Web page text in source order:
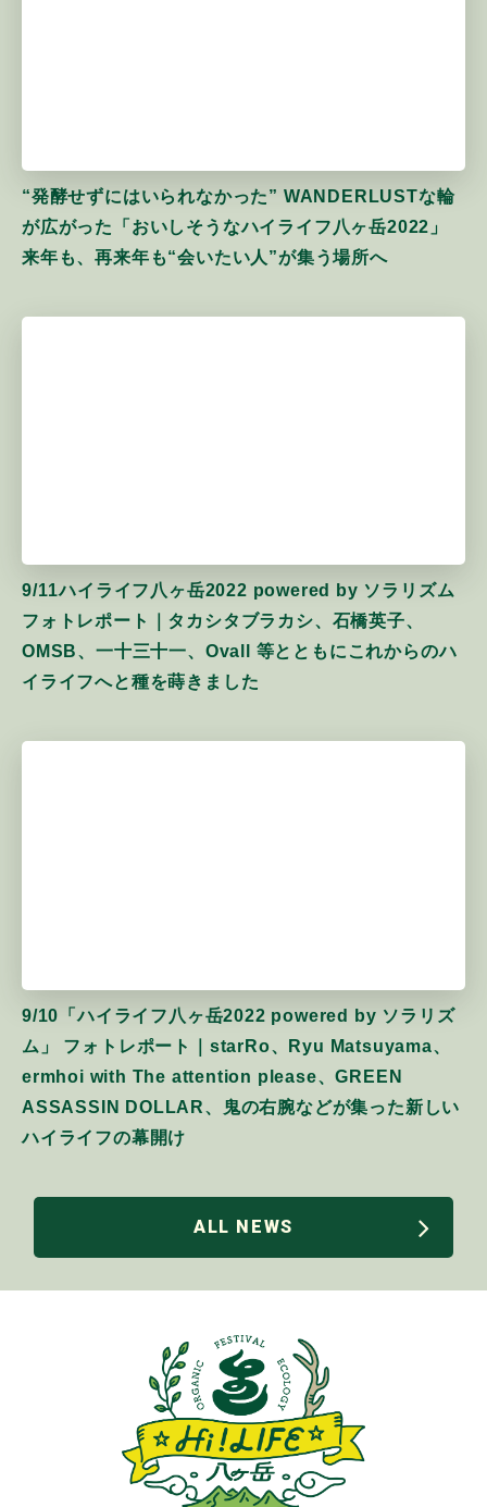
“発酵せずにはいられなかった” WANDERLUSTな輪
が広がった「おいしそうなハイライフ八ヶ岳2022」
来年も、再来年も“会いたい人”が集う場所へ
9/11ハイライフ八ヶ岳2022 powered by ソラリズム
フォトレポート｜タカシタブラカシ、石橋英子、
OMSB、一十三十一、Ovall 等とともにこれからのハ
イライフへと種を蒔きました
9/10「ハイライフ八ヶ岳2022 powered by ソラリズ
ム」 フォトレポート｜starRo、Ryu Matsuyama、
ermhoi with The attention please、GREEN
ASSASSIN DOLLAR、鬼の右腕などが集った新しい
ハイライフの幕開け
ALL NEWS